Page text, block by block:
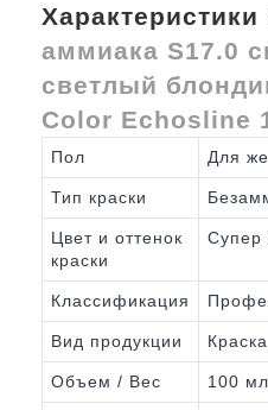
Характеристики
аммиака S17.0
светлый
Color Echosline
Пол Для
Тип краски
Цвет и оттенок
краски
Супер
Классификация
Вид продукции
Объем / Вес 100 мл